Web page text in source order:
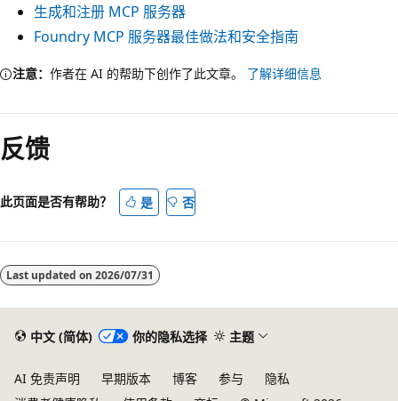
生成和注册 MCP 服务器
Foundry MCP 服务器最佳做法和安全指南
注意： 作者在 AI 的帮助下创作了此文章。 了解详细信息
反馈
此页面是否有帮助？ 是 否
Last updated on 2026/07/31
中文 (简体) 你的隐私选择 主题
AI 免责声明 早期版本 博客 参与
隐私